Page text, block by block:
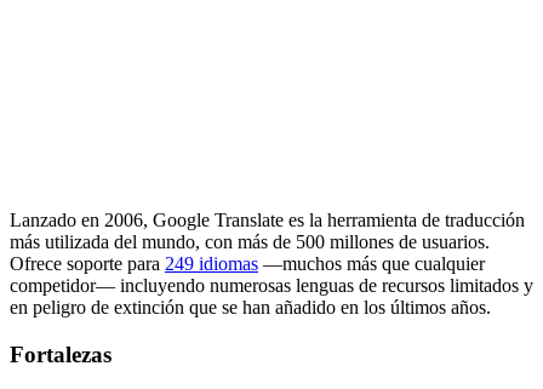
Lanzado en 2006, Google Translate es la herramienta de traducción
más utilizada del mundo, con más de 500 millones de usuarios.
Ofrece soporte para 249 idiomas —muchos más que cualquier
competidor— incluyendo numerosas lenguas de recursos limitados y
en peligro de extinción que se han añadido en los últimos años.
Fortalezas